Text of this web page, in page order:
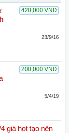
420,000 VNĐ
23/9/16
200,000 VNĐ
5/4/19
giá hot tạo nên